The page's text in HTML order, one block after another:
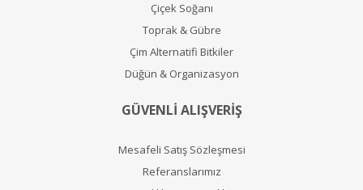
Çiçek Soğanı
Toprak & Gübre
Çim Alternatifi Bitkiler
Düğün & Organizasyon
GÜVENLİ ALIŞVERİŞ
Mesafeli Satış Sözleşmesi
Referanslarımız